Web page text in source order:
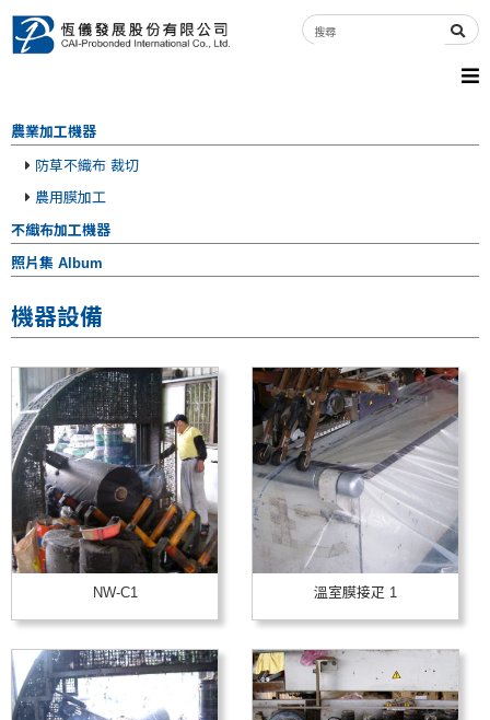
農業加工機器
防草不織布 裁切
農用膜加工
不織布加工機器
照片集 Album
機器設備
NW-C1 溫室膜接疋 1